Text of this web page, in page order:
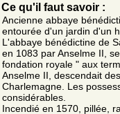
Ce qu'il faut savoir :
Ancienne abbaye
entourée d'un jardin d'un
L'abbaye bénédictine de
en 1083 par Anselme II,
fondation royale " aux
Anselme II, descendait
Charlemagne. Les
considérables.
Incendié en 1570, pillée,